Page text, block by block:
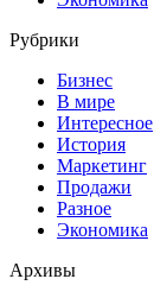
Рубрики
Бизнес
В мире
Интересное
История
Маркетинг
Продажи
Разное
Экономика
Архивы